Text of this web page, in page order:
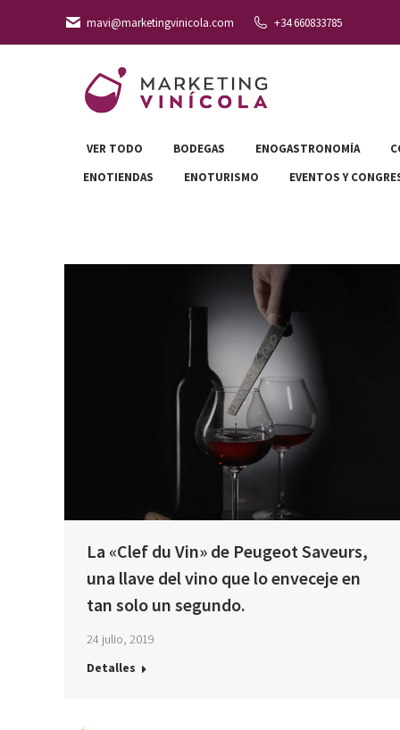
mavi@marketingvinicola.com +34 660833785
VER TODO BODEGAS ENOGASTRONOMÍA
ENOTIENDAS
ENOTURISMO EVENTOS Y
La «Clef du Vin» de Peugeot Saveurs,
una llave del vino que lo enveceje en
tan solo un segundo.
24 julio, 2019
Detalles